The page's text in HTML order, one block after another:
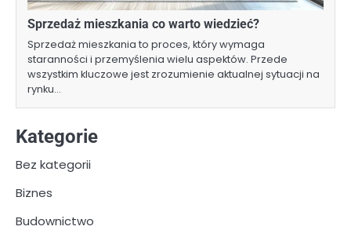
Sprzedaż mieszkania co warto wiedzieć?
Sprzedaż mieszkania to proces, który wymaga
staranności i przemyślenia wielu aspektów. Przede
wszystkim kluczowe jest zrozumienie aktualnej sytuacji na
rynku…
Kategorie
Bez kategorii
Biznes
Budownictwo